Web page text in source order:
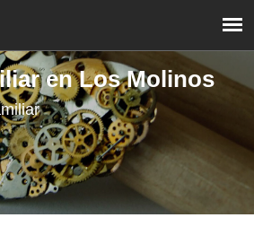
en Los Molinos